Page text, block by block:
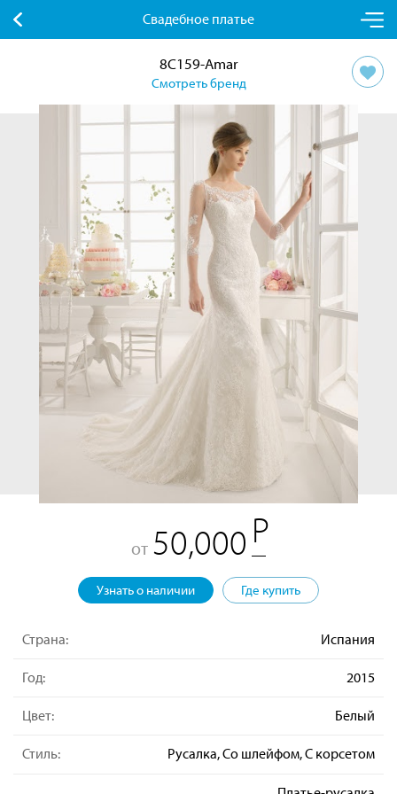
Свадебное платье
8C159-Amar
Смотреть бренд
от 50,000
Узнать о наличии Где купить
Страна: Испания
Год: 2015
Цвет: Белый
Стиль: Русалка, Со шлейфом, С корсетом